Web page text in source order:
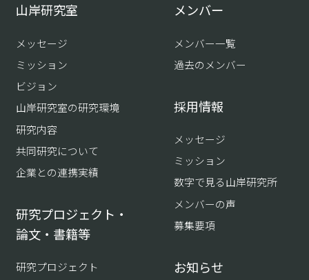
山岸研究室
メッセージ
ミッション
ビジョン
山岸研究室の研究環境
研究内容
共同研究について
企業との連携実績
研究プロジェクト・
論文・書籍等
研究プロジェクト
メンバー
メンバー一覧
過去のメンバー
採用情報
メッセージ
ミッション
数字で見る山岸研究所
メンバーの声
募集要項
お知らせ